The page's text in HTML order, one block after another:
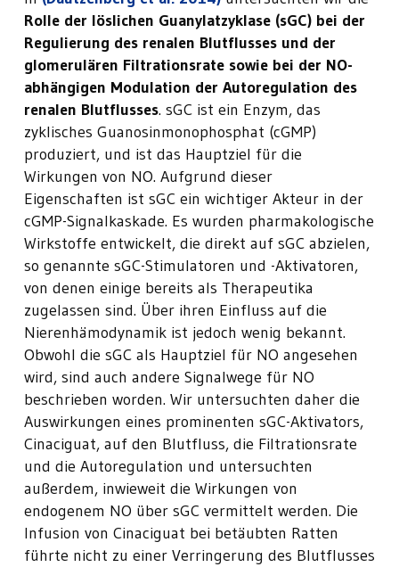
Rolle der löslichen Guanylatzyklase (sGC) bei der
Regulierung des renalen Blutflusses und der
glomerulären Filtrationsrate sowie bei der NO-
abhängigen Modulation der Autoregulation des
renalen Blutflusses. sGC ist ein Enzym, das
zyklisches Guanosinmonophosphat (cGMP)
produziert, und ist das Hauptziel für die
Wirkungen von NO. Aufgrund dieser
Eigenschaften ist sGC ein wichtiger Akteur in der
cGMP-Signalkaskade. Es wurden pharmakologische
Wirkstoffe entwickelt, die direkt auf sGC abzielen,
so genannte sGC-Stimulatoren und -Aktivatoren,
von denen einige bereits als Therapeutika
zugelassen sind. Über ihren Einfluss auf die
Nierenhämodynamik ist jedoch wenig bekannt.
Obwohl die sGC als Hauptziel für NO angesehen
wird, sind auch andere Signalwege für NO
beschrieben worden. Wir untersuchten daher die
Auswirkungen eines prominenten sGC-Aktivators,
Cinaciguat, auf den Blutfluss, die Filtrationsrate
und die Autoregulation und untersuchten
außerdem, inwieweit die Wirkungen von
endogenem NO über sGC vermittelt werden. Die
Infusion von Cinaciguat bei betäubten Ratten
führte nicht zu einer Verringerung des Blutflusses